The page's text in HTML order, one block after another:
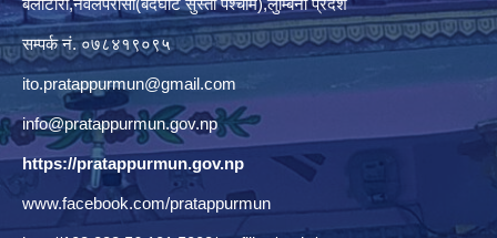
बेलाटारी,नवलपरासी(बर्दघाट सुस्ता पश्चीम),लुम्बिनी प्रदेश
सम्पर्क नं. ०७८४१९०९५
ito.pratappurmun@gmail.com
info@pratappurmun.gov.np
https://pratappurmun.gov.np
www.facebook.com/pratappurmun